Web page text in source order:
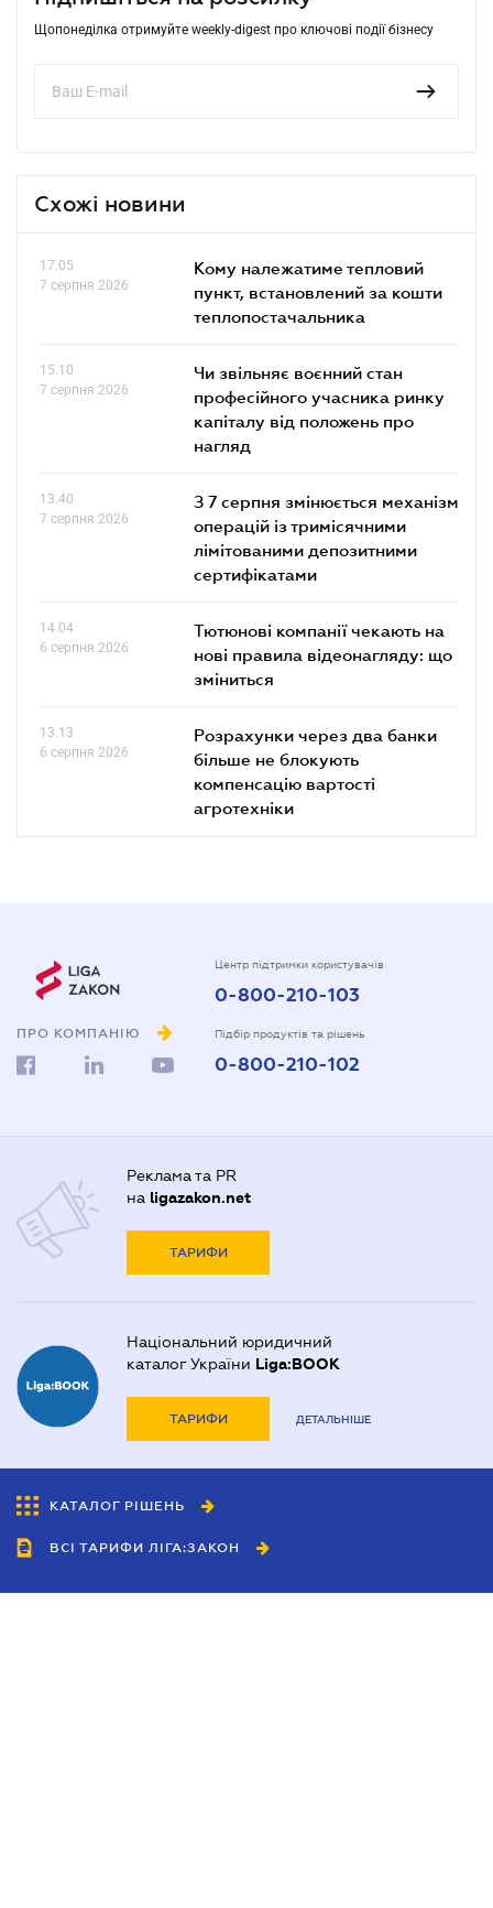
Щопонеділка отримуйте weekly-digest про ключові події бізнесу
Схожі новини
17.05
7 серпня 2026
Кому належатиме тепловий
пункт, встановлений за кошти
теплопостачальника
15.10
7 серпня 2026
Чи звільняє воєнний стан
професійного учасника ринку
капіталу від положень про
нагляд
13.40
7 серпня 2026
З 7 серпня змінюється механізм
операцій із тримісячними
лімітованими депозитними
сертифікатами
14.04
6 серпня 2026
Тютюнові компанії чекають на
нові правила відеонагляду: що
зміниться
13.13
6 серпня 2026
Розрахунки через два банки
більше не блокують
компенсацію вартості
агротехніки
ПРО КОМПАНІЮ
Центр підтримки користувачів
0-800-210-103
Підбір продуктів та рішень
0-800-210-102
Реклама та PR
на ligazakon.net
ТАРИФИ
Національний юридичний
каталог України Liga:BOOK
ТАРИФИ ДЕТАЛЬНІШЕ
КАТАЛОГ РІШЕНЬ
ВСІ ТАРИФИ ЛІГА:ЗАКОН